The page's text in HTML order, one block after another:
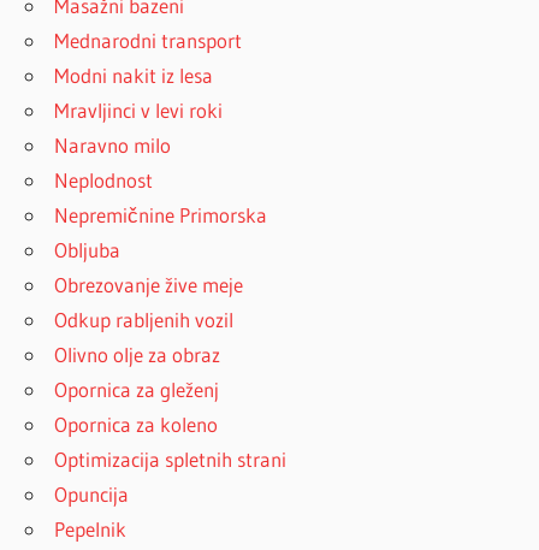
Masažni bazeni
Mednarodni transport
Modni nakit iz lesa
Mravljinci v levi roki
Naravno milo
Neplodnost
Nepremičnine Primorska
Obljuba
Obrezovanje žive meje
Odkup rabljenih vozil
Olivno olje za obraz
Opornica za gleženj
Opornica za koleno
Optimizacija spletnih strani
Opuncija
Pepelnik